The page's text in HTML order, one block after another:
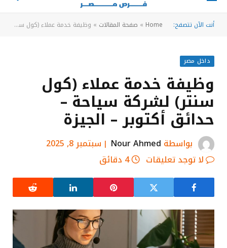
أنت الآن تتصفح: Home
» صفحة المقالات » وظيفة خدمة عملاء (كول سنتر) لشركة سياحة – حدائق أكتوبر – الجيزة
داخل مصر
وظيفة خدمة عملاء (كول
سنتر) لشركة سياحة –
حدائق أكتوبر – الجيزة
بواسطة Nour Ahmed
سبتمبر 8, 2025
لا توجد تعليقات
4 دقائق